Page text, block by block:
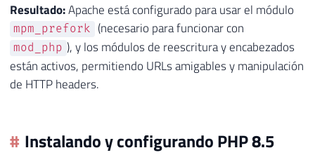
Resultado:Apache está configurado para usar el módulo
mpm_prefork (necesario para funcionar con
mod_php ), y los módulos de reescritura y encabezados
están activos, permitiendo URLs amigables y manipulación
de HTTP headers.
Instalando y configurando PHP 8.5